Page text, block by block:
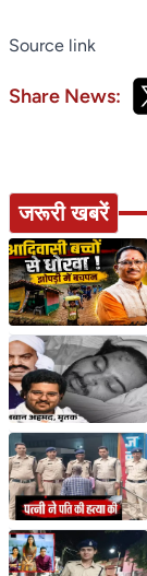
Source link
Share News:
जरूरी खबरें